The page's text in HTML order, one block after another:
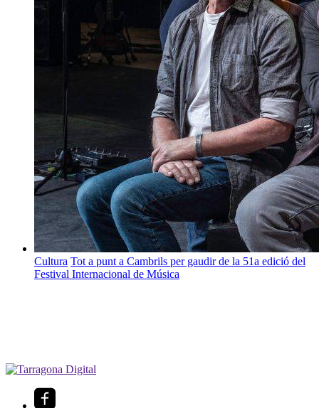
Cultura Tot a punt a Cambrils per gaudir de la 51a edició del
Festival Internacional de Música